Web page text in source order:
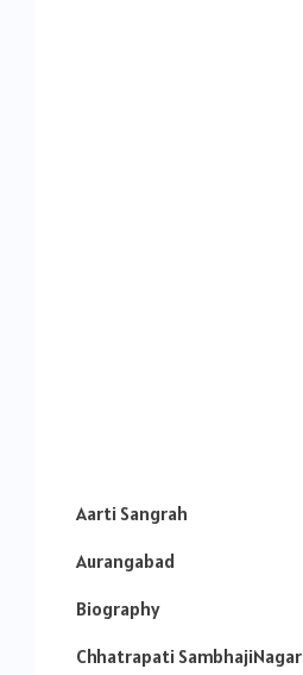
Aarti Sangrah
Aurangabad
Biography
Chhatrapati SambhajiNagar